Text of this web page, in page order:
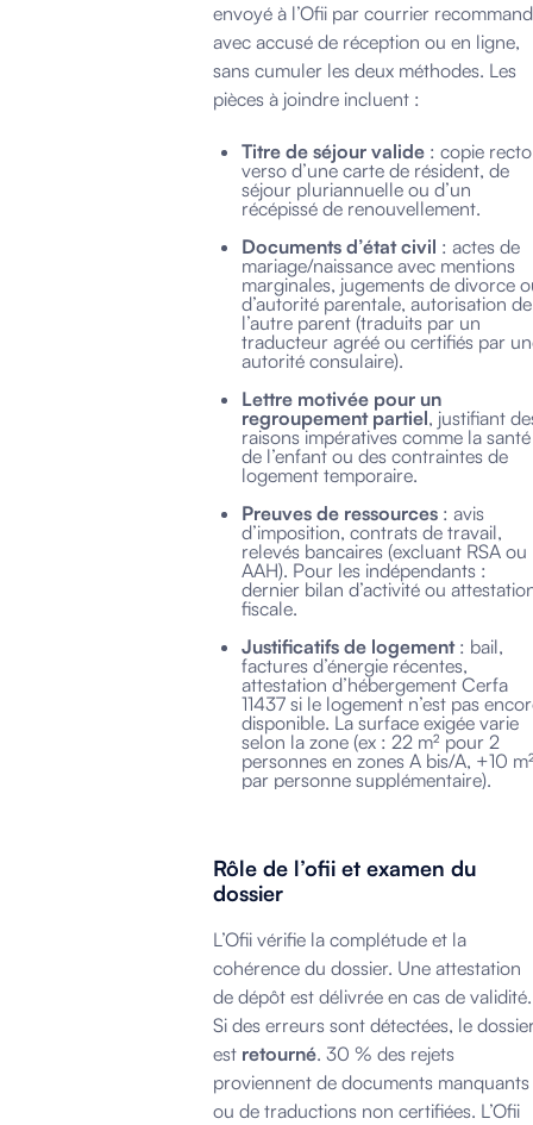
envoyé à l’Ofii par courrier
avec accusé de réception ou en ligne,
sans cumuler les deux méthodes. Les
pièces à joindre incluent :
Titre de séjour valide : copie
verso d’une carte de résident, de
séjour pluriannuelle ou d’un
récépissé de renouvellement.
Documents d’état civil : actes de
mariage/naissance avec mentions
marginales, jugements de divorce
d’autorité parentale, autorisation de
l’autre parent (traduits par un
traducteur agréé ou certifiés par
autorité consulaire).
Lettre motivée pour un
regroupement partiel, justifiant
raisons impératives comme la santé
de l’enfant ou des contraintes de
logement temporaire.
Preuves de ressources : avis
d’imposition, contrats de travail,
relevés bancaires (excluant RSA ou
AAH). Pour les indépendants :
dernier bilan d’activité ou
fiscale.
Justificatifs de logement: bail,
factures d’énergie récentes,
attestation d’hébergement Cerfa
11437 si le logement n’est pas
disponible. La surface exigée varie
selon la zone (ex : 22 m² pour 2
personnes en zones A bis/A, +10
par personne supplémentaire).
Rôle de l’ofii et examen du
dossier
L’Ofii vérifie la complétude et la
cohérence du dossier. Une attestation
de dépôt est délivrée en cas de validité.
Si des erreurs sont détectées, le
est retourné. 30 % des rejets
proviennent de documents manquants
ou de traductions non certifiées. L’Ofii